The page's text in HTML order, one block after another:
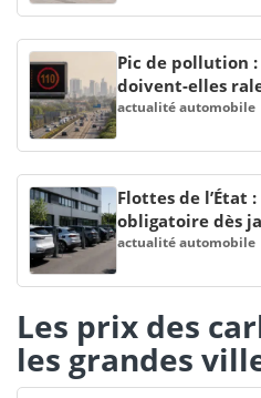
Pic de pollution
doivent-elles
actualité automobile
Flottes de
obligatoire dès
actualité automobile
Les prix des
les grandes